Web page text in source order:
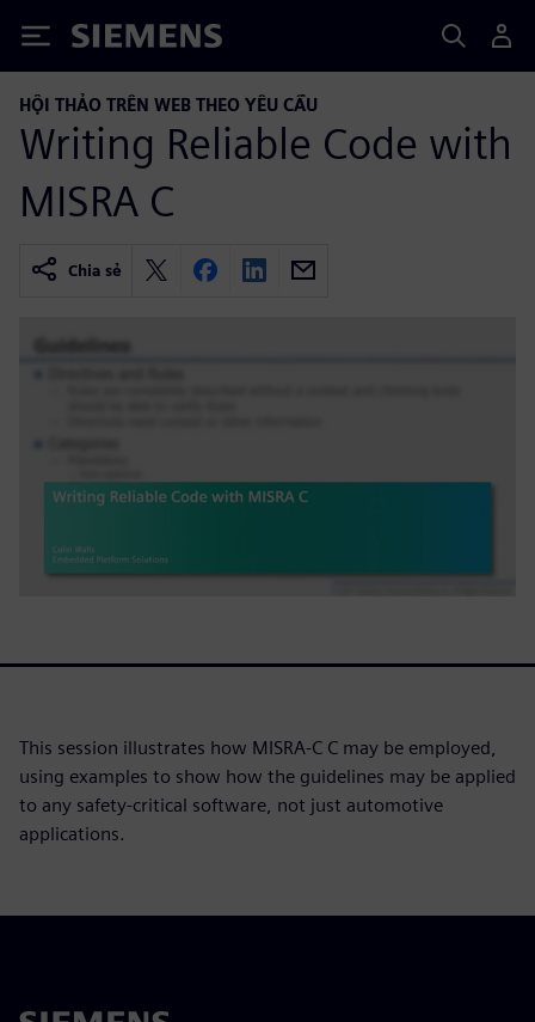
Siemens
HỘI THẢO TRÊN WEB THEO YÊU CẦU
Writing Reliable Code with
MISRA C
Chia sẻ
This session illustrates how MISRA-C C may be employed,
using examples to show how the guidelines may be applied
to any safety-critical software, not just automotive
applications.